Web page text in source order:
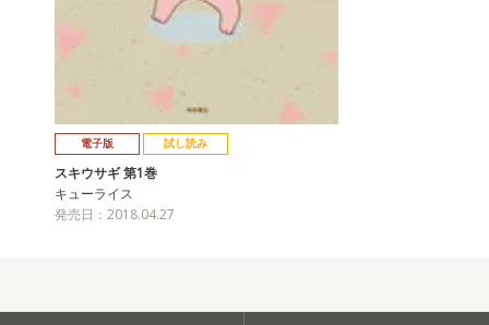
電子版 試し読み
スキウサギ 第1巻
キューライス
発売日：2018.04.27